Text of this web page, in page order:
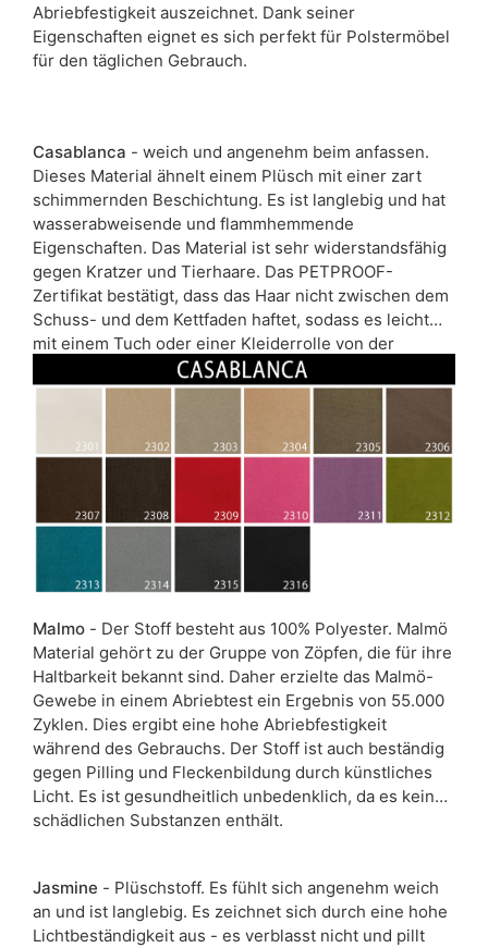
Abriebfestigkeit auszeichnet. Dank seiner
Eigenschaften eignet es sich perfekt für Polstermöbel
für den täglichen Gebrauch.
Casablanca - weich und angenehm beim anfassen.
Dieses Material ähnelt einem Plüsch mit einer zart
schimmernden Beschichtung. Es ist langlebig und hat
wasserabweisende und flammhemmende
Eigenschaften. Das Material ist sehr widerstandsfähig
gegen Kratzer und Tierhaare. Das PETPROOF-
Zertifikat bestätigt, dass das Haar nicht zwischen dem
Schuss- und dem Kettfaden haftet, sodass es leicht
mit einem Tuch oder einer Kleiderrolle von der
Oberfläche des Materials entfernt werden kann. Der
Stoff wurde mit einer speziellen CLEANABOO-
Flüssigkeiten auf der Oberfläche des Gewebes
zurückgehalten. Dies macht es einfacher, den Stoff
Malmo - Der Stoff besteht aus 100% Polyester. Malmö
Material gehört zu der Gruppe von Zöpfen, die für ihre
Haltbarkeit bekannt sind. Daher erzielte das Malmö-
Gewebe in einem Abriebtest ein Ergebnis von 55.000
Zyklen. Dies ergibt eine hohe Abriebfestigkeit
während des Gebrauchs. Der Stoff ist auch beständig
gegen Pilling und Fleckenbildung durch künstliches
Licht. Es ist gesundheitlich unbedenklich, da es keine
schädlichen Substanzen enthält.
Jasmine - Plüschstoff. Es fühlt sich angenehm weich
an und ist langlebig. Es zeichnet sich durch eine hohe
Lichtbeständigkeit aus - es verblasst nicht und pillt